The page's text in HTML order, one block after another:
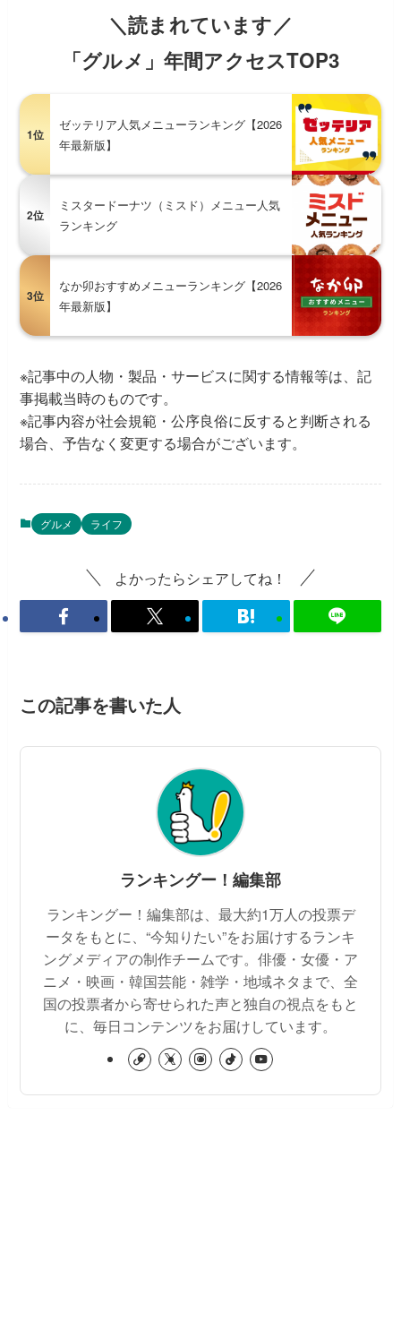
＼読まれています／
「グルメ」年間アクセスTOP3
1位
ゼッテリア人気メニューランキング【2026
年最新版】
2位
ミスタードーナツ（ミスド）メニュー人気
ランキング
3位
なか卯おすすめメニューランキング【2026
年最新版】
※記事中の人物・製品・サービスに関する情報等は、記
事掲載当時のものです。
※記事内容が社会規範・公序良俗に反すると判断される
場合、予告なく変更する場合がございます。
グルメ ライフ
よかったらシェアしてね！
この記事を書いた人
ランキングー！編集部
ランキングー！編集部は、最大約1万人の投票デ
ータをもとに、“今知りたい”をお届けするランキ
ングメディアの制作チームです。俳優・女優・ア
ニメ・映画・韓国芸能・雑学・地域ネタまで、全
国の投票者から寄せられた声と独自の視点をもと
に、毎日コンテンツをお届けしています。